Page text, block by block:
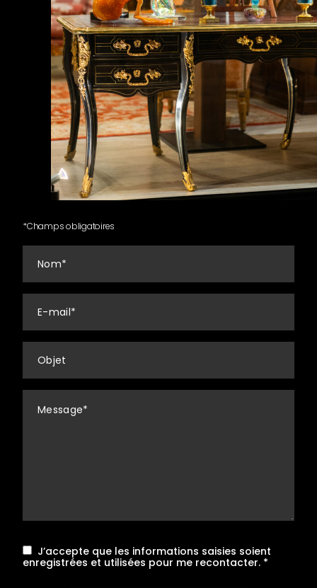
*Champs obligatoires
mail
*
J’accepte que les informations saisies soient
enregistrées et utilisées pour me recontacter. *